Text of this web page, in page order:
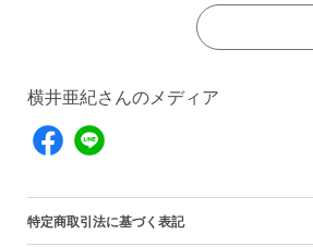
横井亜紀さんのメディア
特定商取引法に基づく表記